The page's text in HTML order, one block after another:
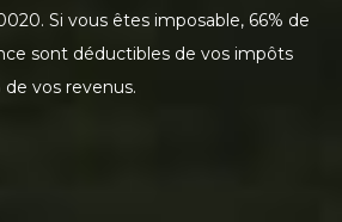
Si vous êtes imposable, 66% de
sont déductibles de vos impôts
vos revenus.